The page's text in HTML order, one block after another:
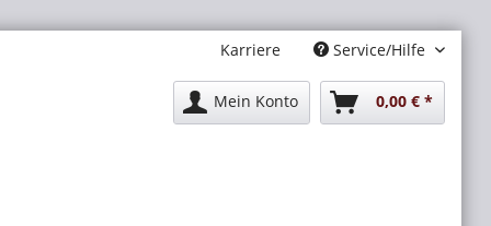
Karriere Service/Hilfe
Mein Konto 0,00 € *